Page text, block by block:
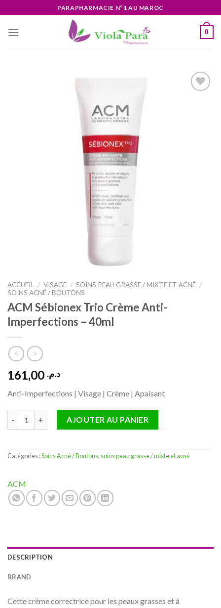
to
content
PARAPHARMACIE N°1 AU MAROC
0
ACCUEIL / VISAGE / SOINS PEAU GRASSE / MIXTE ET ACNÉ /
SOINS ACNÉ / BOUTONS
ACM Sébionex Trio Crème Anti-
Imperfections – 40ml
د.م.
Anti-Imperfections | Visage | Crème | Apaisant
AJOUTER AU PANIER
Catégories :Soins Acné / Boutons, soins peau grasse / mixte et acné
ACM
DESCRIPTION
BRAND
Cette crème correctrice pour les peaux grasses et à